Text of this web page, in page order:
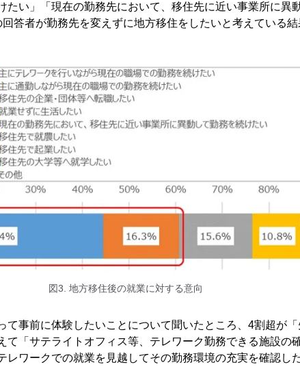
たい」「現在の勤務先において、移住先に近い事業所に異
答者が勤務先を変えずに地方移住をしたいと考えている結
図3. 地方移住後の就業に対する意向
て事前に体験したいことについて聞いたところ、4割超が
て「サテライトオフィス等、テレワーク勤務できる施設の
レワークでの就業を見越してその勤務環境の充実を確認し